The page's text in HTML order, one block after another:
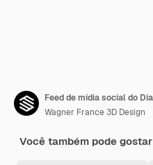
Feed de mídia social do
Wagner France 3D Design
Você também pode